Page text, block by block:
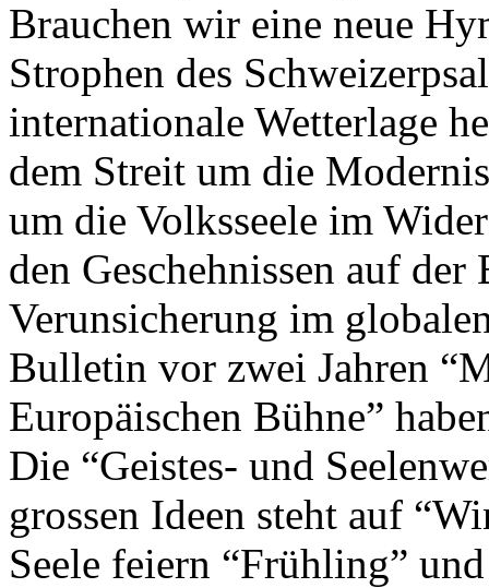
Brauchen wir eine neue
Strophen des
internationale Wetterlage
dem Streit um die
um die Volksseele im
den Geschehnissen auf
Verunsicherung im
Bulletin vor zwei Jahren
Europäischen Bühne”
Die “Geistes- und
grossen Ideen steht auf
Seele feiern “Frühling”